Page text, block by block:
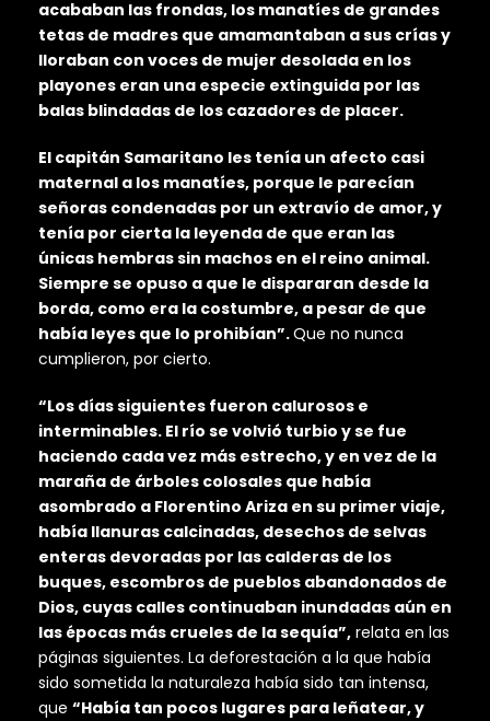
acababan las frondas, los manatíes de grandes
tetas de madres que amamantaban a sus crías y
lloraban con voces de mujer desolada en los
playones eran una especie extinguida por las
balas blindadas de los cazadores de placer.
El capitán Samaritano les tenía un afecto casi
maternal a los manatíes, porque le parecían
señoras condenadas por un extravío de amor, y
tenía por cierta la leyenda de que eran las
únicas hembras sin machos en el reino animal.
Siempre se opuso a que le dispararan desde la
borda, como era la costumbre, a pesar de que
había leyes que lo prohibían”.Que no nunca
cumplieron, por cierto.
“Los días siguientes fueron calurosos e
interminables. El río se volvió turbio y se fue
haciendo cada vez más estrecho, y en vez de la
maraña de árboles colosales que había
asombrado a Florentino Ariza en su primer viaje,
había llanuras calcinadas, desechos de selvas
enteras devoradas por las calderas de los
buques, escombros de pueblos abandonados de
Dios, cuyas calles continuaban inundadas aún en
las épocas más crueles de la sequía”, relata en las
páginas siguientes. La deforestación a la que había
sido sometida la naturaleza había sido tan intensa,
que “Había tan pocos lugares para leñatear, y